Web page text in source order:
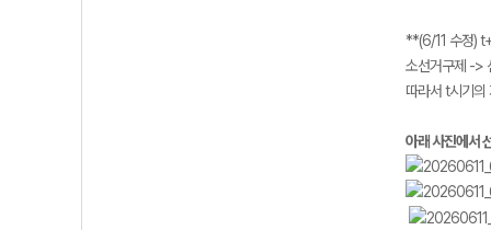
**(6/11 수정)
소선거구제 ->
따라서 t시기
아래 사진에서